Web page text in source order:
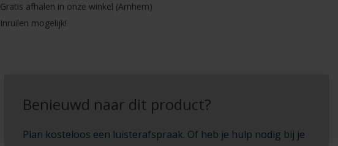
Gratis afhalen in onze winkel (Arnhem)
Inruilen mogelijk!
Benieuwd naar dit product?
Plan kosteloos een luisterafspraak. Of heb je hulp nodig bij je